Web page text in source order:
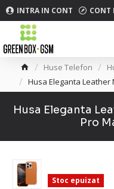
INTRA IN CONT CONT
Huse Telefon
Husa Eleganta Leather
Husa Eleganta
Pro
Stoc epuizat